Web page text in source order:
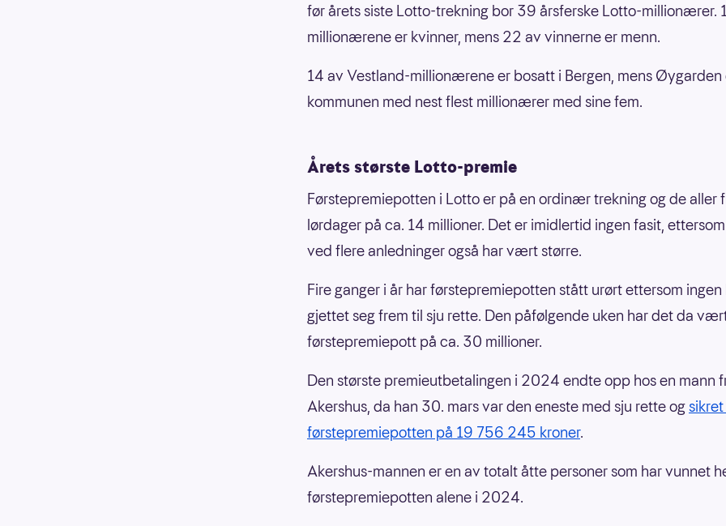
før årets siste Lotto-trekning bor 39 årsferske Lotto-millionærer.
millionærene er kvinner, mens 22 av vinnerne er menn.
14 av Vestland-millionærene er bosatt i Bergen, mens Øygarden
kommunen med nest flest millionærer med sine fem.
Årets største Lotto-premie
Førstepremiepotten i Lotto er på en ordinær trekning og de aller
lørdager på ca. 14 millioner. Det er imidlertid ingen fasit,
ved flere anledninger også har vært større.
Fire ganger i år har førstepremiepotten stått urørt ettersom ingen
gjettet seg frem til sju rette. Den påfølgende uken har det da
førstepremiepott på ca. 30 millioner.
Den største premieutbetalingen i 2024 endte opp hos en mann
Akershus, da han 30. mars var den eneste med sju rette og
førstepremiepotten på 19 756 245 kroner.
Akershus-mannen er en av totalt åtte personer som har vunnet
førstepremiepotten alene i 2024.